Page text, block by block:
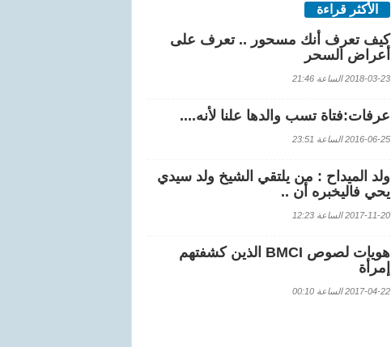
الأكثر قراءة
كيف تعرف أنك مسحور .. تعرف على
أعراض السحر
2018-03-23 الساعة 21:46
عرفات:فتاة تسب والدها علنا لأنه....
2016-06-25 الساعة 23:51
ولد الميداح : من يلتقي الشيخ ولد سيدي
يحي فاليخبره أن ..
2017-11-20 الساعة 12:23
هويات لصوص BMCI الذين كشفتهم
إمرأة
2017-04-22 الساعة 00:10